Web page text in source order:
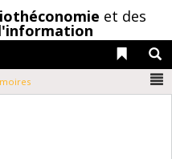
et des
Liens